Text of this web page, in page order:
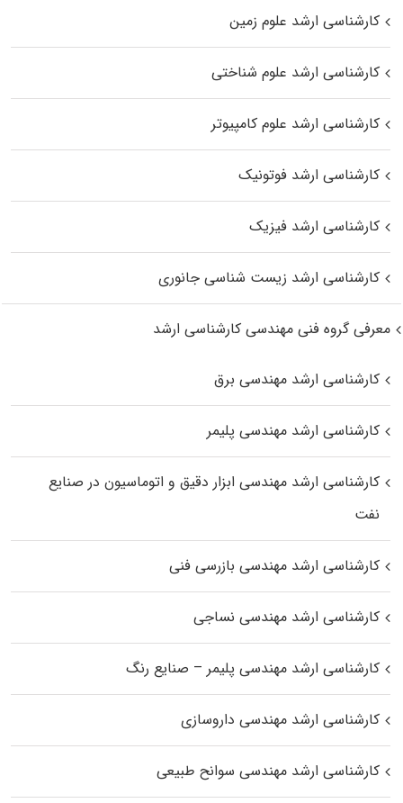
کارشناسی ارشد علوم زمین
کارشناسی ارشد علوم شناختی
کارشناسی ارشد علوم کامپیوتر
کارشناسی ارشد فوتونیک
کارشناسی ارشد فیزیک
کارشناسی ارشد زیست‌ شناسی جانوری
معرفی گروه فنی مهندسی کارشناسی ارشد
کارشناسی ارشد مهندسی برق
کارشناسی ارشد مهندسی پلیمر
کارشناسی ارشد مهندسی ابزار دقیق و اتوماسیون در صنایع
نفت
کارشناسی ارشد مهندسی بازرسی فنی
کارشناسی ارشد مهندسی نساجی
کارشناسی ارشد مهندسی پلیمر – صنایع رنگ
کارشناسی ارشد مهندسی داروسازی
کارشناسی ارشد مهندسی سوانح طبیعی